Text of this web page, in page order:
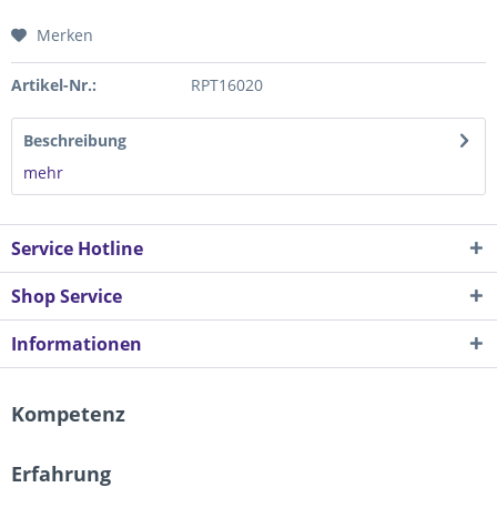
Merken
Artikel-Nr.: RPT16020
Beschreibung
mehr
Service Hotline
Shop Service
Informationen
Kompetenz
Erfahrung